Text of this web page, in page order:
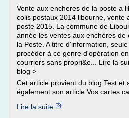
Vente aux encheres de la poste a
colis postaux 2014 libourne, vente
poste 2015. La commune de
année les ventes aux enchères de
la Poste. A titre d'information,
procéder à ce genre d'opération
courriers sans propri&e... Lire la
blog >
Cet article provient du blog Test et
également son article Vos cartes
Lire la suite